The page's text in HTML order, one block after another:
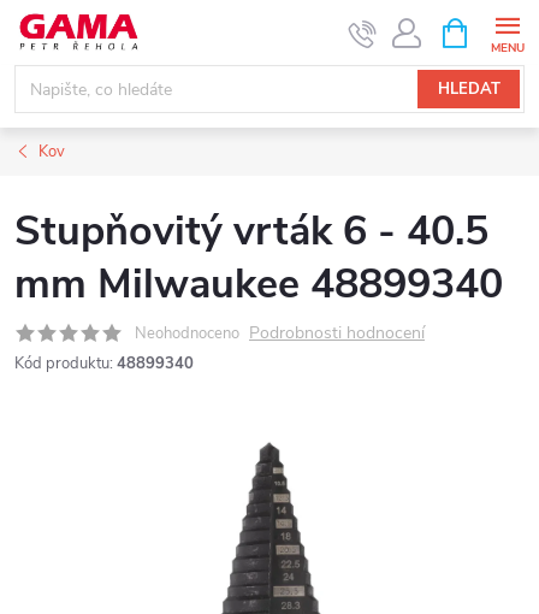
Přejít
obsah
HLEDAT
NÁKUPNÍ
KOŠÍK
Kov
Stupňovitý vrták 6 - 40.5
mm Milwaukee 48899340
Neohodnoceno Podrobnosti hodnocení
Kód produktu: 48899340